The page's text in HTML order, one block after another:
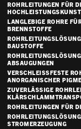
ROHRLEITUNGEN FÜR
LANGLEBIGE ROHRE
BRENNSTOFFE
BAUSTOFFE
BSAUGUNGEN
VERSCHLEISSFESTE
NORGANISCHER
ZUVERLÄSSIGE
ROHRLEITUNGEN FÜR
STROMERZEUGUNG